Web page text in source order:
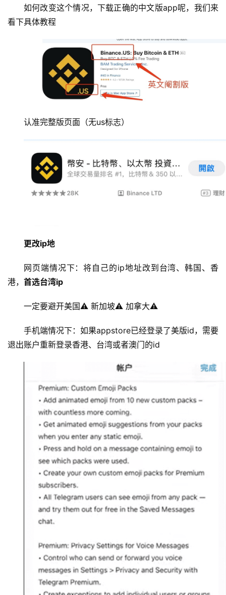
如何改变这个情况，下载正确的中文版app呢，我们来
看下具体教程
认准完整版页面（无us标志）
更改ip地
网页端情况下：将自己的ip地址改到台湾、韩国、香
港， 首选台湾ip
一定要避开美国⚠️ 新加坡⚠️ 加拿大⚠️
手机端情况下：如果appstore已经登录了美版id，需要
退出账户重新登录香港、台湾或者澳门的id